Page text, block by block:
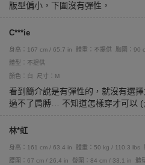
版型偏小，下圍沒有彈性，
C***ie
身高：167 cm / 65.7 in 體重：不提供 胸圍：90
體型：不提供
顏色：白
尺寸：M
看到簡介說是有彈性的，就沒有選
過不了肩膊… 不知道怎樣穿才可以
林*虹
身高：161 cm / 63.4 in 體重：50 kg / 110.3 lbs
腰圍：67 cm / 26.4 in
臀圍：84 cm / 33.1 in
體